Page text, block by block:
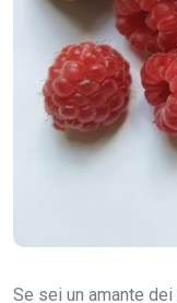
Se sei un amante dei